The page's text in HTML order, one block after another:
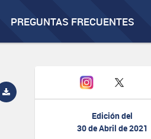
PREGUNTAS FRECUENTES
Edición del
30 de Abril de 2021